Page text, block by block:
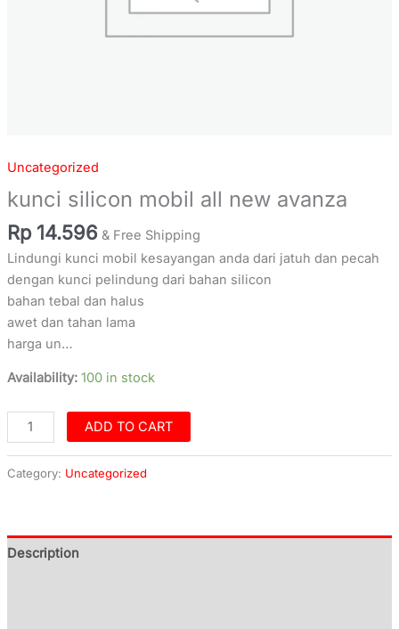
Uncategorized
kunci silicon mobil all new avanza
Rp 14.596 & Free Shipping
Lindungi kunci mobil kesayangan anda dari jatuh dan pecah
dengan kunci pelindung dari bahan silicon
bahan tebal dan halus
awet dan tahan lama
harga un…
Availability: 100 in stock
ADD TO CART
Category: Uncategorized
Description